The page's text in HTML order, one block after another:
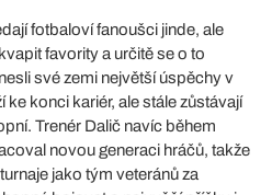
fotbaloví fanoušci jinde, ale
favority a určitě se o to
své zemi největší úspěchy v
konci kariér, ale stále zůstávají
Trenér Dalič navíc během
novou generaci hráčů, takže
jako tým veteránů za